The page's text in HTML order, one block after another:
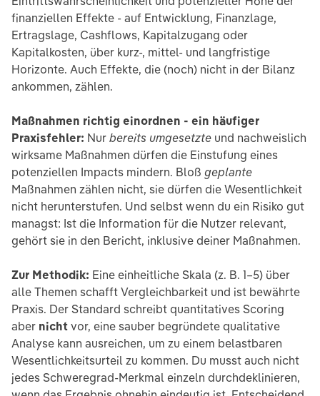
finanziellen Effekte - auf Entwicklung, Finanzlage,
Ertragslage, Cashflows, Kapitalzugang oder
Kapitalkosten, über kurz-, mittel- und langfristige
Horizonte. Auch Effekte, die (noch) nicht in der Bilanz
ankommen, zählen.
Maßnahmen richtig einordnen - ein häufiger
Praxisfehler: Nur bereits umgesetzte und nachweislich
wirksame Maßnahmen dürfen die Einstufung eines
potenziellen Impacts mindern. Bloß geplante
Maßnahmen zählen nicht, sie dürfen die Wesentlichkeit
nicht herunterstufen. Und selbst wenn du ein Risiko gut
managst: Ist die Information für die Nutzer relevant,
gehört sie in den Bericht, inklusive deiner Maßnahmen.
Zur Methodik: Eine einheitliche Skala (z. B. 1–5) über
alle Themen schafft Vergleichbarkeit und ist bewährte
Praxis. Der Standard schreibt quantitatives Scoring
aber nicht vor, eine sauber begründete qualitative
Analyse kann ausreichen, um zu einem belastbaren
Wesentlichkeitsurteil zu kommen. Du musst auch nicht
jedes Schweregrad-Merkmal einzeln durchdeklinieren,